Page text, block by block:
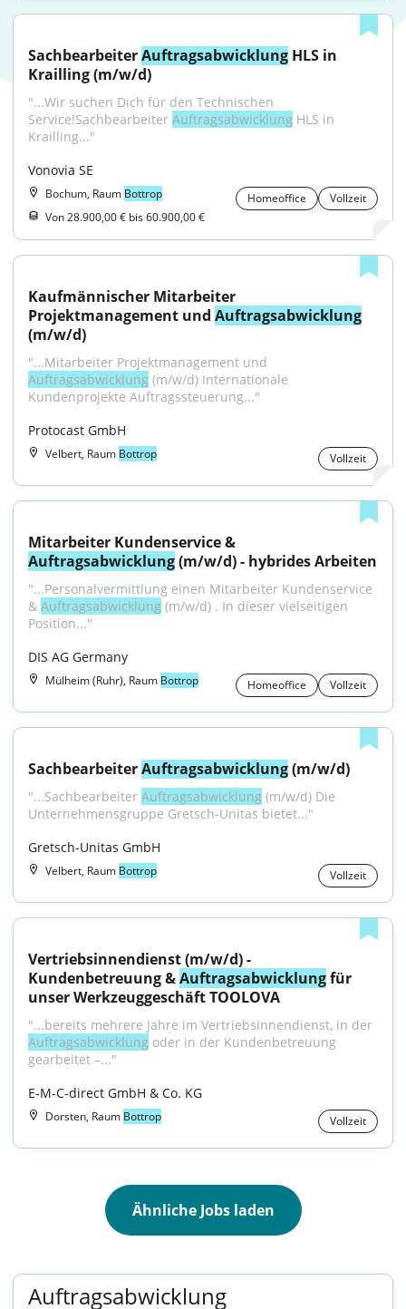
Sachbearbeiter Auftragsabwicklung HLS in
Krailling (m/w/d)
"...Wir suchen Dich für den Technischen
Service!Sachbearbeiter Auftragsabwicklung HLS in
Krailling..."
Vonovia SE
Bochum, Raum Bottrop Homeoffice
Vollzeit
Von 28.900,00 € bis 60.900,00 €
Kaufmännischer Mitarbeiter
Projektmanagement und Auftragsabwicklung
(m/w/d)
Auftragsabwicklung (m/w/d) Internationale
Kundenprojekte Auftragssteuerung..."
Protocast GmbH
Velbert, Raum Bottrop Vollzeit
Auftragsabwicklung (m/w/d) - hybrides Arbeiten
"...Personalvermittlung einen Mitarbeiter Kundenservice
& Auftragsabwicklung (m/w/d) . In dieser vielseitigen
Position..."
DIS AG Germany
Mülheim (Ruhr), Raum Bottrop Homeoffice Vollzeit
Sachbearbeiter Auftragsabwicklung (m/w/d)
"...Sachbearbeiter Auftragsabwicklung (m/w/d) Die
Unternehmensgruppe Gretsch-Unitas bietet..."
Gretsch-Unitas GmbH
Velbert, Raum Bottrop Vollzeit
Vertriebsinnendienst (m/w/d) -
Kundenbetreuung & Auftragsabwicklung für
unser Werkzeuggeschäft TOOLOVA
Auftragsabwicklung oder in der Kundenbetreuung
gearbeitet –..."
E-M-C-direct GmbH & Co. KG
Dorsten, Raum Bottrop Vollzeit
Ähnliche Jobs laden
Auftragsabwicklung